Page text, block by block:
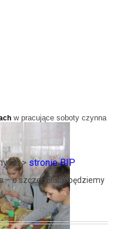
w pracujące soboty czynna
na > stronie BIP
– o szczegółach będziemy